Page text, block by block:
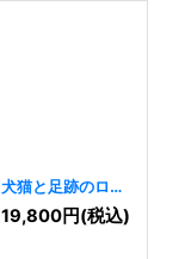
犬猫と足跡のロゴ
[11446]
19,800円(税込)